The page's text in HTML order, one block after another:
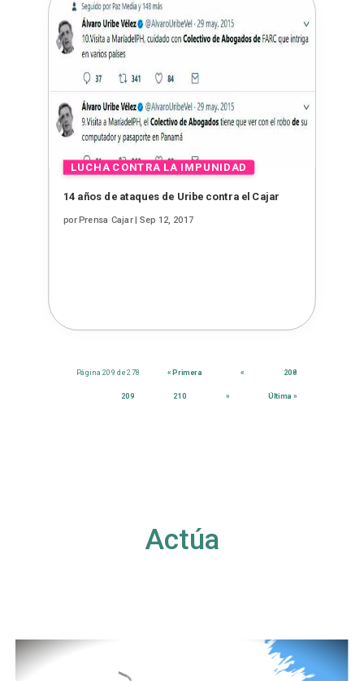
14 años de ataques de Uribe contra el Cajar
porPrensa Cajar| Sep 12, 2017
Página 209 de 278 « Primera « 208
209 210 » Última »
Actúa